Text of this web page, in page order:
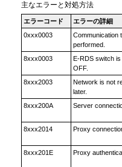
主なエラーと対処方法
エラーコード エラーの詳細
0xxx0003
Communication
performed.
8xxx0003
E-RDS switch
OFF.
8xxx2003
Network is not
later.
8xxx200A
Server
8xxx2014
Proxy
8xxx201E
Proxy